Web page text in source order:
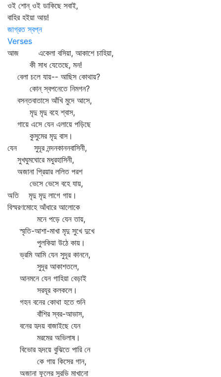
ওই শোন্‌ ওই ডাকিছে সবাই,
বাহির হইয়া আয়!
জাগ্রত স্বপ্ন
Verses
আজ একেলা বসিয়া, আকাশে চাহিয়া,
কী সাধ যেতেছে, মন!
বেলা চলে যায়-- আছিস কোথায়?
কোন্‌ স্বপনেতে নিমগন?
বসন্তবাতাসে আঁখি মুদে আসে,
মৃদু মৃদু বহে শ্বাস,
গায়ে এসে যেন এলায়ে পড়িছে
কুসুমের মৃদু বাস।
যেন সুদূর নন্দনকাননবাসিনী,
সুখঘুমঘোরে মধুরহাসিনী,
অজানা প্রিয়ার ললিত পরশ
ভেসে ভেসে বহে যায়,
অতি মৃদু মৃদু লাগে গায়।
বিস্মরণমোহে আঁধারে আলোকে
মনে পড়ে যেন তায়,
স্মৃতি-আশা-মাখা মৃদু সুখে দুখে
পুলকিয়া উঠে কায়।
ভ্রমি আমি যেন সুদূর কাননে,
সুদূর আকাশতলে,
আনমনে যেন গাহিয়া বেড়াই
সরযূর কলকলে।
গহন বনের কোথা হতে শুনি
বাঁশির স্বর-আভাস,
বনের হৃদয় বাজাইছে যেন
মরমের অভিলাষ।
বিভোর হৃদয়ে বুঝিতে পারি নে
কে গায় কিসের গান,
অজানা ফুলের সুরভি মাখানো